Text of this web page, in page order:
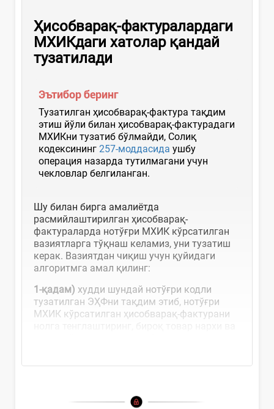
Ҳисобварақ-фактуралардаги
МХИКдаги хатолар қандай
тузатилади
Эътибор беринг
Тузатилган ҳисобварақ-фактура тақдим
этиш йўли билан ҳисобварақ-фактурадаги
МХИКни тузатиб бўлмайди, Солиқ
кодексининг 257-моддасида ушбу
операция назарда тутилмагани учун
чекловлар белгиланган.
Шу билан бирга амалиётда
расмийлаштирилган ҳисобварақ-
фактураларда нотўғри МХИК кўрсатилган
вазиятларга тўқнаш келамиз, уни тузатиш
керак. Вазиятдан чиқиш учун қуйидаги
алгоритмга амал қилинг:
1-қадам) худди шундай нотўғри кодли
тузатилган ЭҲФни тақдим этиб, нотўғри
МХИК кўрсатилган ҳисобварақ-фактурани